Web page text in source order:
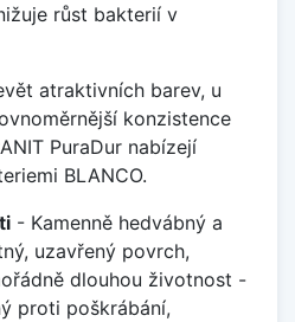
růst bakterií v
atraktivních barev, u
konzistence
PuraDur nabízejí
BLANCO.
- Kamenně hedvábný a
uzavřený povrch,
dlouhou životnost -
proti poškrábání,